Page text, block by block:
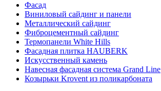
Фасад
Виниловый сайдинг и панели
Металлический сайдинг
Фиброцементный сайдинг
Термопанели White Hills
Фасадная плитка HAUBERK
Искусственный камень
Навесная фасадная система Grand Line
Козырьки Krovent из поликарбоната